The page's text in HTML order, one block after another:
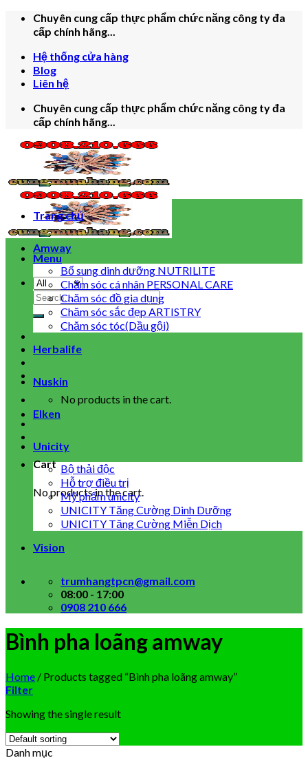
Skip
Chuyên cung cấp thực phẩm chức năng công ty đa
cấp chính hãng...
Hệ thống cửa hàng
Blog
Liên hệ
Chuyên cung cấp thực phẩm chức năng công ty đa
cấp chính hãng...
Menu
Search
for:
No products in the cart.
Cart
No products in the cart.
Trang chủ
Amway
Bổ sung dinh dưỡng NUTRILITE
Chăm sóc cá nhân PERSONAL CARE
Chăm sóc đồ gia dụng
Chăm sóc sắc đẹp ARTISTRY
Chăm sóc tóc(Dầu gội)
Herbalife
Nuskin
Elken
Unicity
Bộ thải độc
Hỗ trợ điều trị
Mỹ phẩm unicity
UNICITY Tăng Cường Dinh Dưỡng
UNICITY Tăng Cường Miễn Dịch
Vision
trumhangtpcn@gmail.com
08:00 - 17:00
0908 210 666
Bình pha loãng amway
Home / Products tagged “Bình pha loãng amway”
Filter
Showing the single result
Danh mục